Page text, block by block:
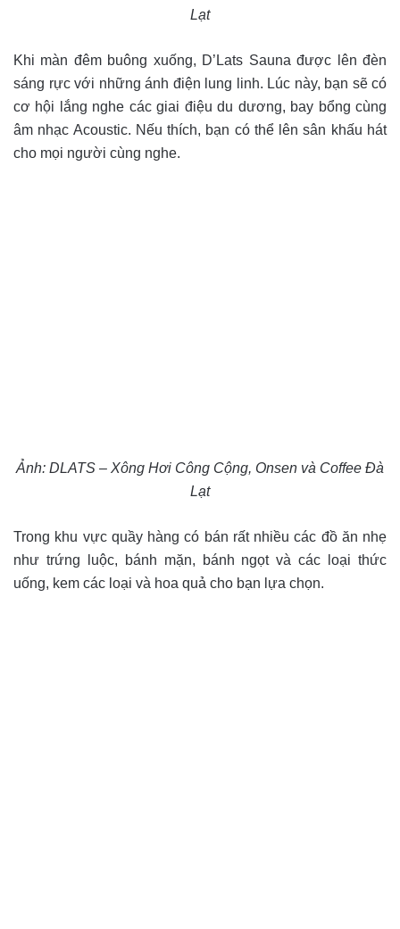
Lạt
Khi màn đêm buông xuống, D’Lats Sauna được lên đèn
sáng rực với những ánh điện lung linh. Lúc này, bạn sẽ có
cơ hội lắng nghe các giai điệu du dương, bay bổng cùng
âm nhạc Acoustic. Nếu thích, bạn có thể lên sân khấu hát
cho mọi người cùng nghe.
Ảnh: DLATS – Xông Hơi Công Cộng, Onsen và Coffee Đà
Lạt
Trong khu vực quầy hàng có bán rất nhiều các đồ ăn nhẹ
như trứng luộc, bánh mặn, bánh ngọt và các loại thức
uống, kem các loại và hoa quả cho bạn lựa chọn.